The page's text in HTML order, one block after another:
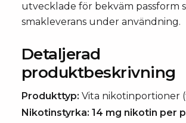
utvecklade för bekväm passform
smakleverans under användning.
Detaljerad
produktbeskrivning
Produkttyp: Vita nikotinportioner
Nikotinstyrka: 14 mg nikotin per